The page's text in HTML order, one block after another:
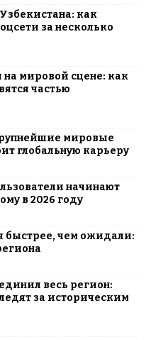
как
за несколько
мировой сцене: как
частью
мировые
глобальную карьеру
начинают
в 2026 году
быстрее, чем ожидали:
весь регион:
за историческим